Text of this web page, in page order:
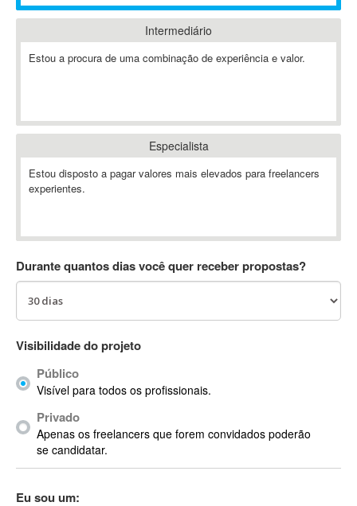
ABIS
AbleCommerce
Ableton
Abstract
Abstract Window Toolkit (AWT)
AC Drives
ACDSee
ACPI
Acrobat X
Acronis
ACT
Actian
Actimize
ActionScript
Active Directory
Intermediário
Estou a procura de uma combinação de experiência e valor.
Especialista
Estou disposto a pagar valores mais elevados para freelancers
experientes.
Durante quantos dias você quer receber propostas?
Visibilidade do projeto
Público
Visível para todos os profissionais.
Privado
Apenas os freelancers que forem convidados poderão
se candidatar.
Eu sou um: